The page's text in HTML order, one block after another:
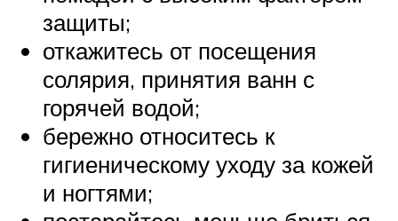
защиты;
откажитесь от посещения
солярия, принятия ванн с
горячей водой;
бережно относитесь к
гигиеническому уходу за кожей
и ногтями;